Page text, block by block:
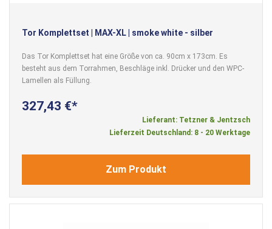
Tor Komplettset | MAX-XL | smoke white - silber
Das Tor Komplettset hat eine Größe von ca. 90cm x 173cm. Es
besteht aus dem Torrahmen, Beschläge inkl. Drücker und den WPC-
Lamellen als Füllung.
327,43 €
Lieferant: Tetzner & Jentzsch
Lieferzeit Deutschland: 8 - 20 Werktage
Zum Produkt